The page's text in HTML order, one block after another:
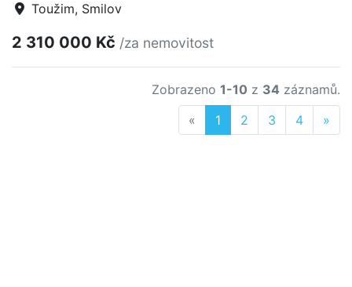
Toužim, Smilov
2 310 000 Kč /za nemovitost
Zobrazeno 1-10 z 34 záznamů.
« Previous
1 2 3 4 »